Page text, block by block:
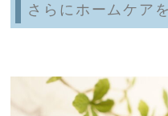
さらにホームケア